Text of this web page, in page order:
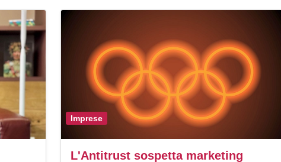
Imprese
L'Antitrust sospetta marketing